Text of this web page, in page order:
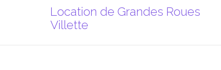
Location de Grandes Roues
Villette